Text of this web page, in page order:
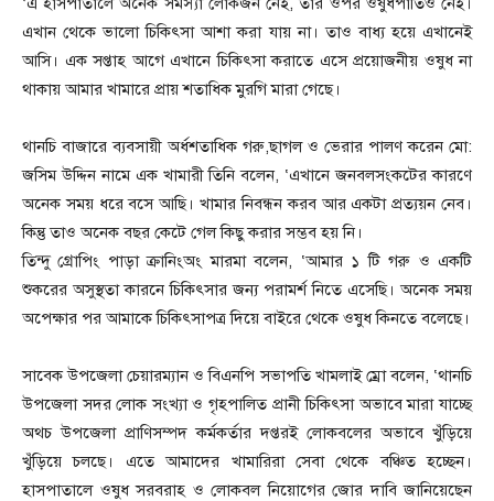
এখান থেকে ভালো চিকিৎসা আশা করা যায় না। তাও বাধ্য হয়ে এখানেই
আসি। এক সপ্তাহ আগে এখানে চিকিৎসা করাতে এসে প্রয়োজনীয় ওষুধ না
থাকায় আমার খামারে প্রায় শতাধিক মুরগি মারা গেছে।
থানচি বাজারে ব্যবসায়ী অর্ধশতাধিক গরু,ছাগল ও ভেরার পালণ করেন মো:
জসিম উদ্দিন নামে এক খামারী তিনি বলেন, ‘এখানে জনবলসংকটের কারণে
অনেক সময় ধরে বসে আছি। খামার নিবন্ধন করব আর একটা প্রত্যয়ন নেব।
কিন্তু তাও অনেক বছর কেটে গেল কিছু করার সম্ভব হয় নি।
তিন্দু গ্রোপিং পাড়া ক্রানিংঅং মারমা বলেন, ‘আমার ১ টি গরু ও একটি
শুকরের অসুস্থতা কারনে চিকিৎসার জন্য পরামর্শ নিতে এসেছি। অনেক সময়
অপেক্ষার পর আমাকে চিকিৎসাপত্র দিয়ে বাইরে থেকে ওষুধ কিনতে বলেছে।
সাবেক উপজেলা চেয়ারম্যান ও বিএনপি সভাপতি খামলাই ম্রো বলেন, ‘থানচি
উপজেলা সদর লোক সংখ্যা ও গৃহপালিত প্রানী চিকিৎসা অভাবে মারা যাচ্ছে
অথচ উপজেলা প্রাণিসম্পদ কর্মকর্তার দপ্তরই লোকবলের অভাবে খুঁড়িয়ে
খুঁড়িয়ে চলছে। এতে আমাদের খামারিরা সেবা থেকে বঞ্চিত হচ্ছেন।
হাসপাতালে ওষুধ সরবরাহ ও লোকবল নিয়োগের জোর দাবি জানিয়েছেন